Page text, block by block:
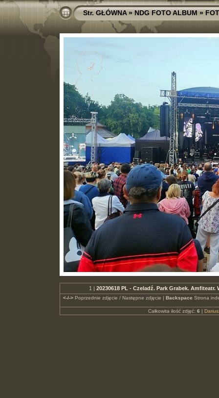
Str. GŁÓWNA»NDG FOTO ALBUM»
1 | 20230618 PL - Czeladź. Park Grabek.
<-/->Poprzednie zdjęcie / Następne zdjęcie | Backspace Strona
Całkowita ilość zdjęć: 6 |